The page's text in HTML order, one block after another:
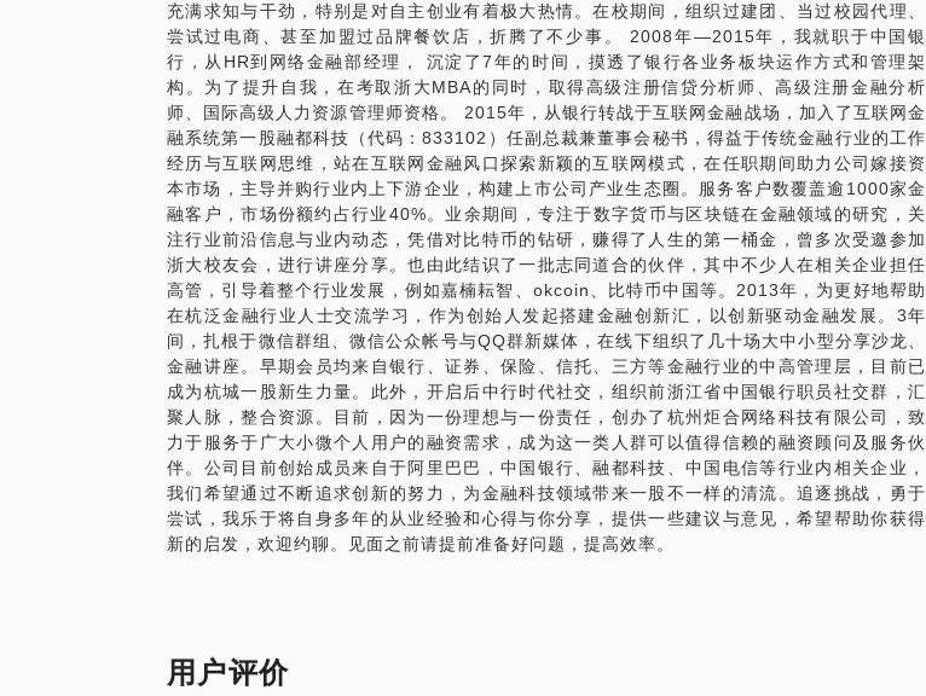
其安全、便捷的特性逐渐得到了银行与金融业的关注。
我可以与你分享区块链技术原理及应用领域的相关知识：
区块链技术原理普及
区块链的起源及发展过程
区块链技术在应用领域的经典案例
区块链在互联网金融未来应用模式中的操作
针对人群：金融领域从业者
PS：为更好的提高谈话质量，请在选择与我约谈前将问题具体化，便于我更好的提供建
议与分享，期待与你的约谈。
数字货币的前世今生&区块链技术原理及应用领域
充满求知与干劲，特别是对自主创业有着极大热情。在校期间，组织过建团、当过校园代理、
尝试过电商、甚至加盟过品牌餐饮店，折腾了不少事。 2008年—2015年，我就职于中国银
行，从HR到网络金融部经理， 沉淀了7年的时间，摸透了银行各业务板块运作方式和管理架
构。为了提升自我，在考取浙大MBA的同时，取得高级注册信贷分析师、高级注册金融分析
师、国际高级人力资源管理师资格。 2015年，从银行转战于互联网金融战场，加入了互联网金
融系统第一股融都科技（代码：833102）任副总裁兼董事会秘书，得益于传统金融行业的工作
经历与互联网思维，站在互联网金融风口探索新颖的互联网模式，在任职期间助力公司嫁接资
本市场，主导并购行业内上下游企业，构建上市公司产业生态圈。服务客户数覆盖逾1000家金
融客户，市场份额约占行业40%。业余期间，专注于数字货币与区块链在金融领域的研究，关
注行业前沿信息与业内动态，凭借对比特币的钻研，赚得了人生的第一桶金，曾多次受邀参加
浙大校友会，进行讲座分享。也由此结识了一批志同道合的伙伴，其中不少人在相关企业担任
高管，引导着整个行业发展，例如嘉楠耘智、okcoin、比特币中国等。2013年，为更好地帮助
在杭泛金融行业人士交流学习，作为创始人发起搭建金融创新汇，以创新驱动金融发展。3年
间，扎根于微信群组、微信公众帐号与QQ群新媒体，在线下组织了几十场大中小型分享沙龙、
金融讲座。早期会员均来自银行、证券、保险、信托、三方等金融行业的中高管理层，目前已
成为杭城一股新生力量。此外，开启后中行时代社交，组织前浙江省中国银行职员社交群，汇
聚人脉，整合资源。目前，因为一份理想与一份责任，创办了杭州炬合网络科技有限公司，致
力于服务于广大小微个人用户的融资需求，成为这一类人群可以值得信赖的融资顾问及服务伙
伴。公司目前创始成员来自于阿里巴巴，中国银行、融都科技、中国电信等行业内相关企业，
我们希望通过不断追求创新的努力，为金融科技领域带来一股不一样的清流。追逐挑战，勇于
尝试，我乐于将自身多年的从业经验和心得与你分享，提供一些建议与意见，希望帮助你获得
新的启发，欢迎约聊。见面之前请提前准备好问题，提高效率。
用户评价